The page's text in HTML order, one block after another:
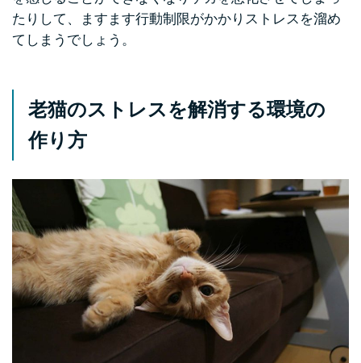
たりして、ますます行動制限がかかりストレスを溜め
てしまうでしょう。
老猫のストレスを解消する環境の
作り方